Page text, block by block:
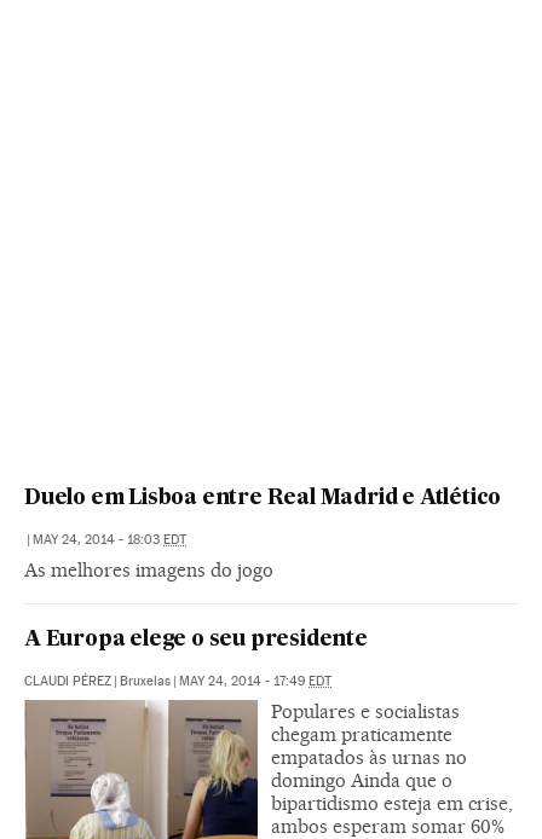
Duelo em Lisboa entre Real Madrid e Atlético
| MAY 24, 2014 - 18:03 EDT
As melhores imagens do jogo
A Europa elege o seu presidente
CLAUDI PÉREZ | Bruxelas | MAY 24, 2014 - 17:49 EDT
Populares e socialistas
chegam praticamente
empatados às urnas no
domingo Ainda que o
bipartidismo esteja em crise,
ambos esperam somar 60%